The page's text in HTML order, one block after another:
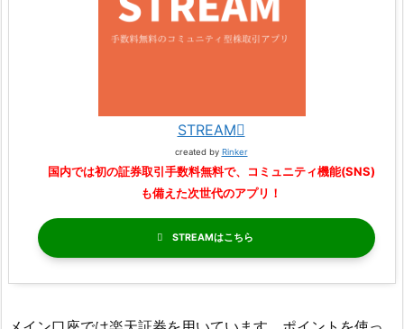
STREAM
created by Rinker
国内では初の証券取引手数料無料で、コミュニティ機能(SNS)
も備えた次世代のアプリ！
STREAM